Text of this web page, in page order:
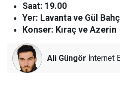
Saat: 19.00
Yer: Lavanta ve Gül
Konser: Kıraç ve Azerin
Ali Güngör İnternet